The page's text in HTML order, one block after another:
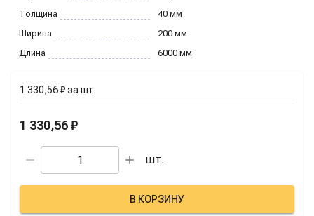
Толщина
40 мм
Ширина
200 мм
Длина
6000 мм
1 330,56 ₽за шт.
1 330,56 ₽
шт.
В КОРЗИНУ